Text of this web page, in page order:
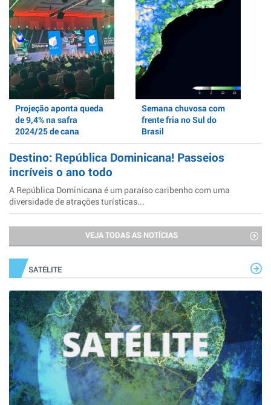
Projeção aponta queda
de 9,4% na safra
2024/25 de cana
Semana chuvosa com
frente fria no Sul do
Brasil
Destino: República Dominicana! Passeios
incríveis o ano todo
A República Dominicana é um paraíso caribenho com uma
diversidade de atrações turísticas...
VEJA TODAS AS NOTÍCIAS
SATÉLITE